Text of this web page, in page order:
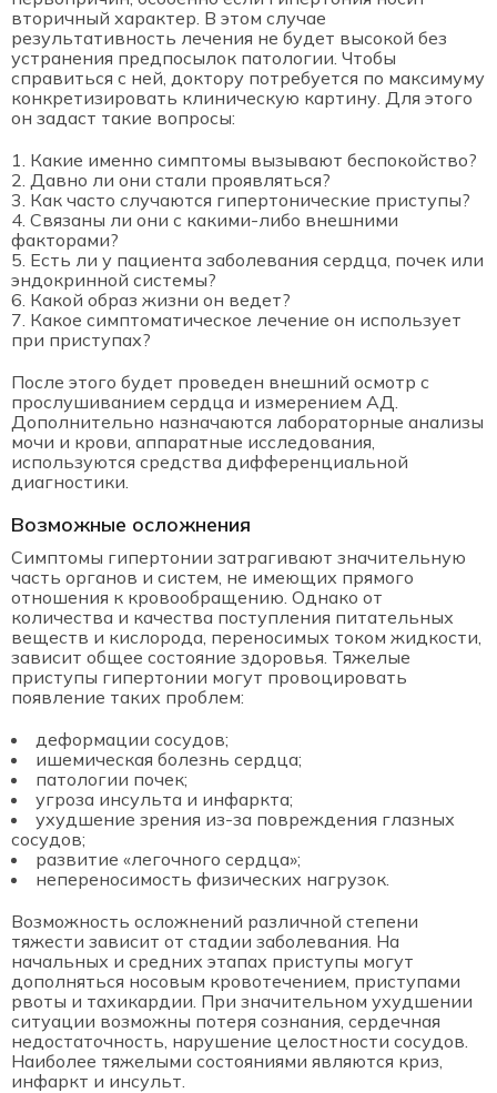
вторичный характер. В этом случае
результативность лечения не будет высокой без
устранения предпосылок патологии. Чтобы
справиться с ней, доктору потребуется по максимуму
конкретизировать клиническую картину. Для этого
он задаст такие вопросы:
Какие именно симптомы вызывают беспокойство?
Давно ли они стали проявляться?
Как часто случаются гипертонические приступы?
Связаны ли они с какими-либо внешними
факторами?
Есть ли у пациента заболевания сердца, почек или
эндокринной системы?
Какой образ жизни он ведет?
Какое симптоматическое лечение он использует
при приступах?
После этого будет проведен внешний осмотр с
прослушиванием сердца и измерением АД.
Дополнительно назначаются лабораторные анализы
мочи и крови, аппаратные исследования,
используются средства дифференциальной
диагностики.
Возможные осложнения
Симптомы гипертонии затрагивают значительную
часть органов и систем, не имеющих прямого
отношения к кровообращению. Однако от
количества и качества поступления питательных
веществ и кислорода, переносимых током жидкости,
зависит общее состояние здоровья. Тяжелые
приступы гипертонии могут провоцировать
появление таких проблем:
деформации сосудов;
ишемическая болезнь сердца;
патологии почек;
угроза инсульта и инфаркта;
ухудшение зрения из-за повреждения глазных
сосудов;
развитие «легочного сердца»;
непереносимость физических нагрузок.
Возможность осложнений различной степени
тяжести зависит от стадии заболевания. На
начальных и средних этапах приступы могут
дополняться носовым кровотечением, приступами
рвоты и тахикардии. При значительном ухудшении
ситуации возможны потеря сознания, сердечная
недостаточность, нарушение целостности сосудов.
Наиболее тяжелыми состояниями являются криз,
инфаркт и инсульт.